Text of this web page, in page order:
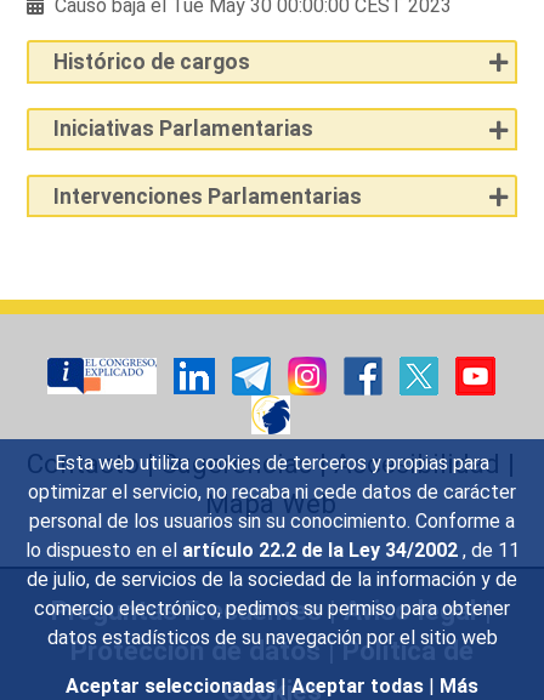
Esta web utiliza cookies de terceros y propias para
optimizar el servicio, no recaba ni cede datos de carácter
personal de los usuarios sin su conocimiento. Conforme a
lo dispuesto en el artículo 22.2 de la Ley 34/2002 , de 11
de julio, de servicios de la sociedad de la información y de
comercio electrónico, pedimos su permiso para obtener
datos estadísticos de su navegación por el sitio web
Aceptar seleccionadas | Aceptar todas | Más
Causó baja el Tue May 30 00:00:00 CEST 2023
Histórico de cargos
Iniciativas Parlamentarias
Intervenciones Parlamentarias
Contacto|Sugerencias|Accesibilidad |
Mapa Web
Preguntas Frecuentes|Aviso legal|
Protección de datos|Política de
Cookies